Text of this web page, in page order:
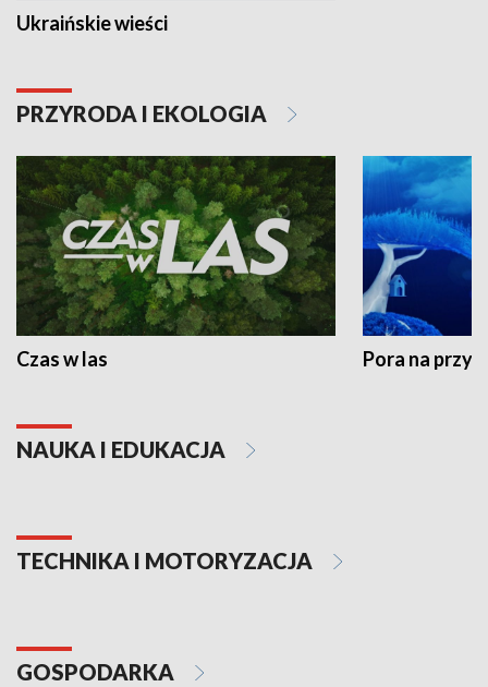
Ukraińskie wieści
PRZYRODA I EKOLOGIA
Czas w las Pora na
NAUKA I EDUKACJA
TECHNIKA I MOTORYZACJA
GOSPODARKA